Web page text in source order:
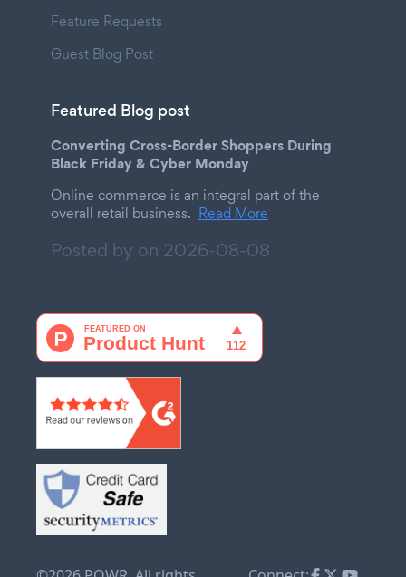
Feature Requests
Guest Blog Post
Featured Blog post
Converting Cross-Border Shoppers During
Black Friday & Cyber Monday
Online commerce is an integral part of the
overall retail business. Read More
Posted by on 2026-08-08